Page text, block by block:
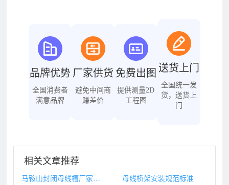
品牌优势
全国消费者
满意品牌
厂家供货
避免中间商
赚差价
免费出图
提供测量2D
工程图
送货上门
全国统一发
货，送货上
门
相关文章推荐
母线桥架安装规范标准